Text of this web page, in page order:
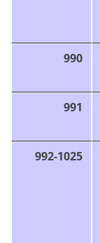
990
991
992-1025